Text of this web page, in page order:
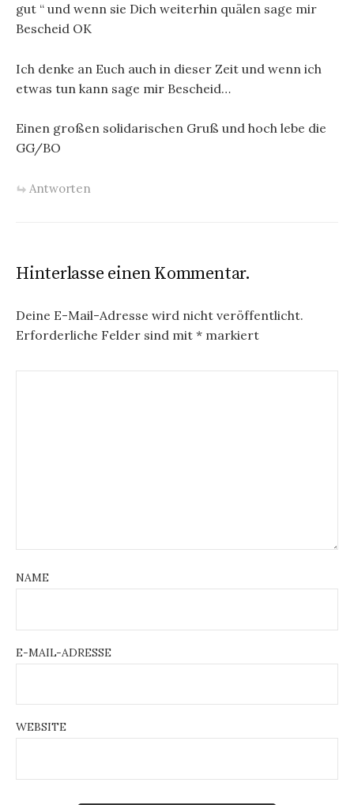
gut “ und wenn sie Dich weiterhin quälen sage mir
Bescheid OK
Ich denke an Euch auch in dieser Zeit und wenn ich
etwas tun kann sage mir Bescheid…
Einen großen solidarischen Gruß und hoch lebe die
GG/BO
Antworten
Hinterlasse einen Kommentar.
Deine E-Mail-Adresse wird nicht veröffentlicht.
Erforderliche Felder sind mit * markiert
NAME
E-MAIL-ADRESSE
WEBSITE